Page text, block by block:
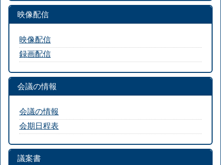
映像配信
映像配信
録画配信
会議の情報
会議の情報
会期日程表
議案書